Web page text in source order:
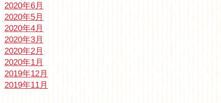
2020年6月
2020年5月
2020年4月
2020年3月
2020年2月
2020年1月
2019年12月
2019年11月